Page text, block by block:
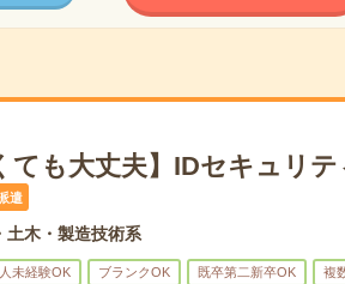
ても大丈夫】IDセキュリ
遣
土木・製造技術系
未経験OK ブランクOK 既卒第二新卒OK 複